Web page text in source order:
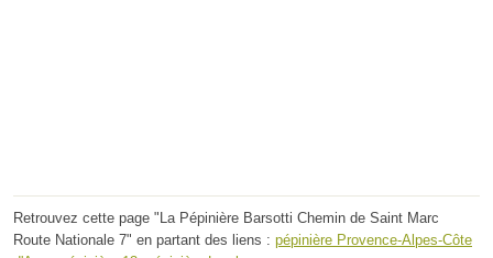
Retrouvez cette page "La Pépinière Barsotti Chemin de Saint Marc
Route Nationale 7" en partant des liens : pépinière Provence-Alpes-Côte